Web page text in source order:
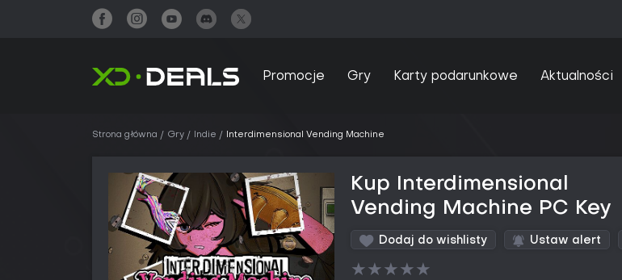
Promocje Gry Karty podarunkowe Aktualności
Strona główna Gry Indie Interdimensional Vending Machine
Kup Interdimensional
Vending Machine PC Key
Dodaj do wishlisty Ustaw alert
★★★★★